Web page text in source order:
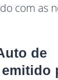
com as
de